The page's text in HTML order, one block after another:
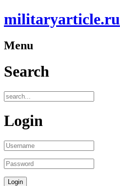
militaryarticle.ru
Menu
Search
Login